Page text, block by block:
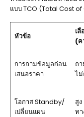
แบบ TCO (Total Cost
หัวข้อ
เ
(ค
การถามข้อมูลก่อน
เสนอราคา
ถ
ไ
โอกาส Standby/
เปลี่ยนแผน
สู
ท